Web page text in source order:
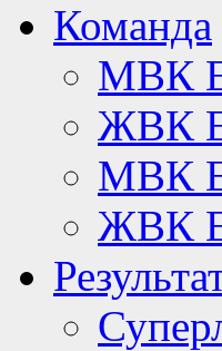
Команда
МВК
ЖВК
МВК
ЖВК